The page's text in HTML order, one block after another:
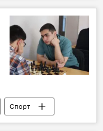
Спорт